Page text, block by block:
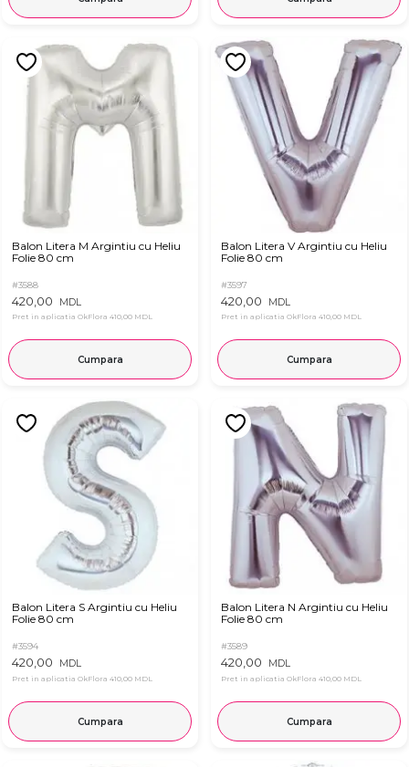
Balon Litera M Argintiu cu Heliu
Folie 80 cm
#3588
420,00 MDL
Pret in aplicatia OkFlora 410,00 MDL
Cumpara
Balon Litera V Argintiu cu Heliu
Folie 80 cm
#3597
420,00 MDL
Pret in aplicatia OkFlora 410,00 MDL
Cumpara
Balon Litera S Argintiu cu Heliu
Folie 80 cm
#3594
420,00 MDL
Pret in aplicatia OkFlora 410,00 MDL
Cumpara
Balon Litera N Argintiu cu Heliu
Folie 80 cm
#3589
420,00 MDL
Pret in aplicatia OkFlora 410,00 MDL
Cumpara